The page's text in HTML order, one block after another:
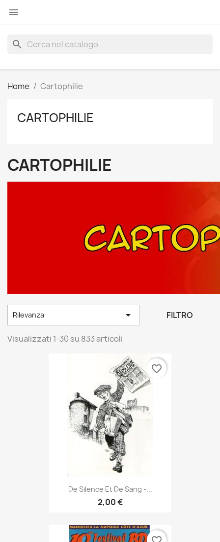

search
Home Cartophilie
CARTOPHILIE
CARTOPHILIE
Rilevanza  FILTRO
Visualizzati 1-30 su 833 articoli
De Silence Et De Sang -...
2,00 €
favorite_border